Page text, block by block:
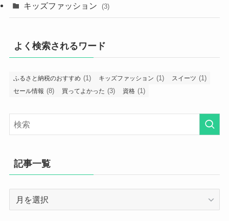
キッズファッション (3)
よく検索されるワード
ふるさと納税のおすすめ (1) キッズファッション (1) スイーツ (1)
セール情報 (8) 買ってよかった (3) 資格 (1)
記事一覧